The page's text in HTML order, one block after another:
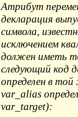
Атрибут
декларация
символа,
исключением
должен иметь
следующий код
определен в
var_alias
var_target):